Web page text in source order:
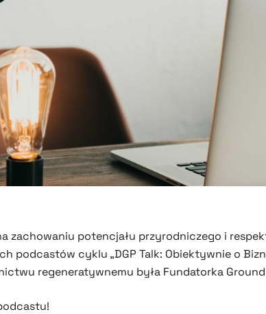
zachowaniu potencjału przyrodniczego i
podcastów cyklu „DGP Talk: Obiektywnie o
regeneratywnemu była Fundatorka